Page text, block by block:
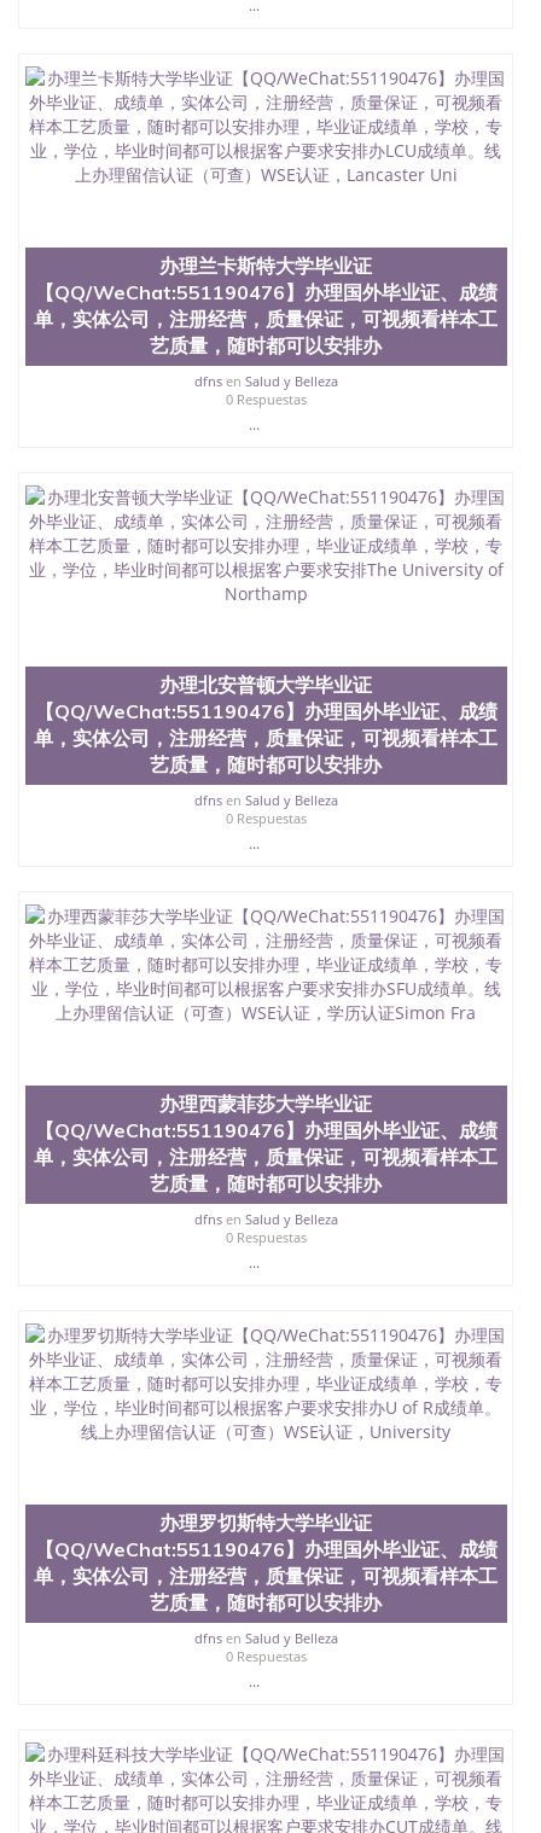
6、客户确认收到结果，付余款。 我们对海外大学及
银，LOGO烫金烫银复合重叠。 文字图案浮雕，激光
镭射，紫外荧光，温感，复印防伪）都有原版本文凭
对照。质量得到了广大海外客户群体的认可，同时和
海外学校留学中介， 同时能做到与时俱进，及时掌握
各大院校的（毕业证，成绩单，资格证，学生卡，结
寸大小，纸张材质，防伪技术等等，并在时间收集到
原版实物，以求达到客户的需求。 我们的优势： 我
们在保证合理定价的同时，坚持较高性价比，通过品
质和效率不断优化，为您倾情诠释什么是高性价比。
咨询顾问：Sam q/微信:551190476 Q/微
信:551190476办理毕业证成绩单、教育部认证,录取通
知书，雅思，留学回国证明.
公司专业制作、办理、仿制、成绩单文凭、改成绩、
理、仿制学位证书、毕业证文凭、文凭毕业证、毕业
证认证、留服认证、使馆认证、使馆证明、使馆留学
回国人员证明、留学生认证、学历认证、文凭认证学
位认证、留学生学历认证、留学生学位认证、英国文
凭学历、美国文凭学历、澳洲文凭学历、加拿大文凭
学历、新西兰学历认证等q:551190476 微信：
University）圣何塞州立大学毕业证（San Jose State
University）圣何塞州立大学成绩单（San Jose State
University）圣何塞州立大学成绩单（ San Jose State
University）圣何塞州立大学成绩单（San Jose State
University）成绩单圣何塞州立大学文凭（San Jose
State University）圣何塞州立大学（San Jose State
University）圣何塞州立大学（San Jose State
University）圣何塞州立大学文凭（San Jose State
University）文凭圣何塞州立大学文凭（San Jose
State University）圣何塞州立大学学历（ San Jose
State University）圣何塞州立大学学历（San Jose
State University）圣何塞州立大学学历（San Jose
State University）圣 塞州立大学学历（San Jose
University）圣何塞州立大学（San Jose State
University）圣何塞州立大学（San Jose State
University）圣何塞州立大学学位证（San Jose State
University）圣何塞州立大学学位证（San Jose State
University）圣何塞州立大学学位证（San Jose State
University）圣何塞州立大学（San Jose State
University）圣何塞州立大学（San Jose State
University）圣何塞州立大学（San Jose State
University）圣何塞州立大学（San Jose State
University）圣何塞州立大学结业证（San Jose State
University）圣何塞州立大学结业证（San Jose State
University）圣何塞州立大学结业证（San Jose State
University）圣何塞州立大学学位证（San Jose State
University）圣何塞州立大学学位证（San Jose State
Jose State University）圣何塞州立大学学历证书
（San Jose State University）澳洲读书未毕业找人做
文凭学位qq微信551190476澳洲读CQU中央昆士兰大
学学历 绩单购买学位证书/澳洲读本科硕士做文凭/购
买澳洲大学毕业证成绩单假文凭学历
offieUniversityofSouthernQueensland 澳洲读书未毕
业找人做文凭学位qq微信551190476澳洲读CQU中央
昆士兰大学学历成绩单购买学位证书/澳洲读本科硕
士做文凭/购买澳洲大学毕业证成绩单假文凭学历办
保证，可视频看样本工艺质量，随时都可以安排办
理，毕业证成绩单，学校，专业，学位，毕业时间都
可以根据客户要求安排University of Connecticut
...
办理兰卡斯特大学毕业证
【QQ/WeChat:551190476】办理国外毕业证、成绩
单，实体公司，注册经营，质量保证，可视频看样本工
艺质量，随时都可以安排办
dfnsen Salud y Belleza
0 Respuestas
...
办理北安普顿大学毕业证
【QQ/WeChat:551190476】办理国外毕业证、成绩
单，实体公司，注册经营，质量保证，可视频看样本工
艺质量，随时都可以安排办
dfnsen Salud y Belleza
0 Respuestas
...
办理西蒙菲莎大学毕业证
【QQ/WeChat:551190476】办理国外毕业证、成绩
单，实体公司，注册经营，质量保证，可视频看样本工
艺质量，随时都可以安排办
dfnsen Salud y Belleza
0 Respuestas
...
办理罗切斯特大学毕业证
【QQ/WeChat:551190476】办理国外毕业证、成绩
单，实体公司，注册经营，质量保证，可视频看样本工
艺质量，随时都可以安排办
dfnsen Salud y Belleza
0 Respuestas
...